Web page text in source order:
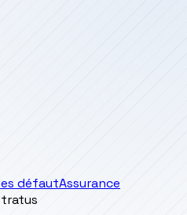
défautAssurance